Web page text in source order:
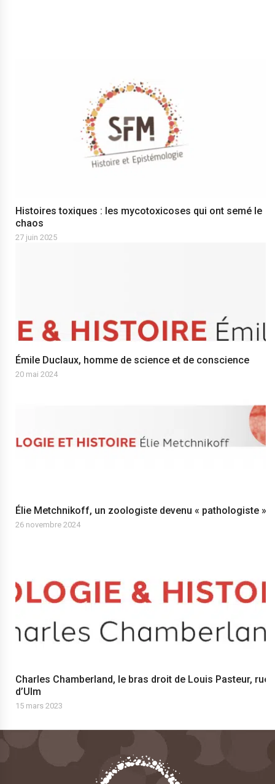
Histoires toxiques : les mycotoxicoses qui ont semé le
chaos
27 juin 2025
Émile Duclaux, homme de science et de conscience
20 mai 2024
Élie Metchnikoff, un zoologiste devenu « pathologiste »
26 novembre 2024
Charles Chamberland, le bras droit de Louis Pasteur, rue
d’Ulm
15 mars 2023